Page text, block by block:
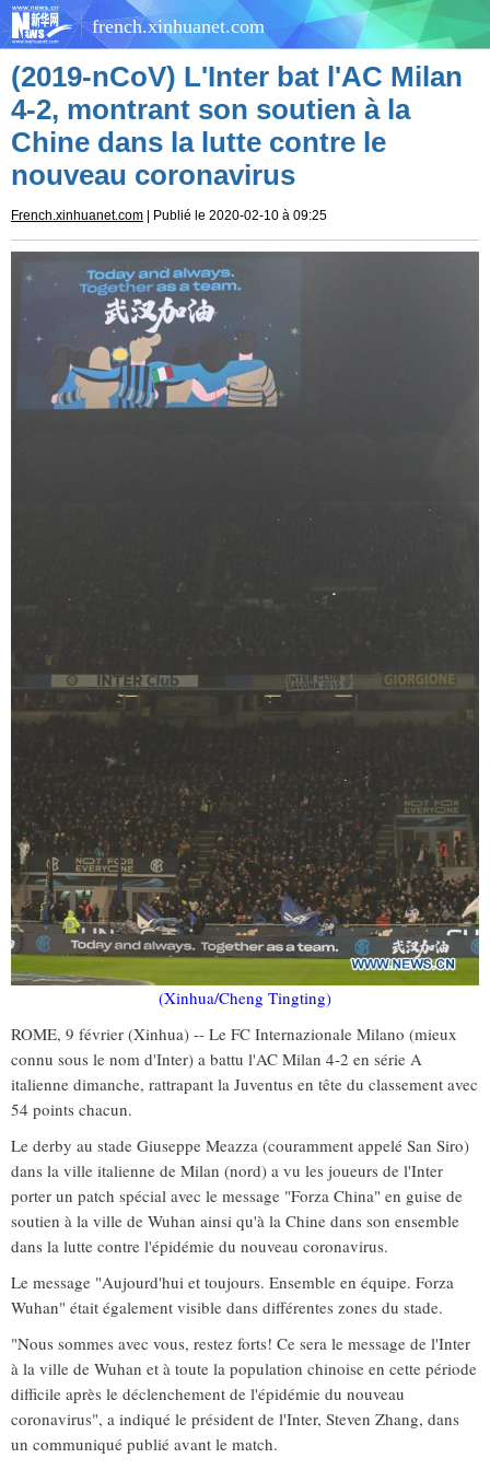
french.xinhuanet.com
(2019-nCoV) L'Inter bat l'AC Milan
4-2, montrant son soutien à la
Chine dans la lutte contre le
nouveau coronavirus
French.xinhuanet.com | Publié le 2020-02-10 à 09:25
(Xinhua/Cheng Tingting)
ROME, 9 février (Xinhua) -- Le FC Internazionale Milano (mieux
connu sous le nom d'Inter) a battu l'AC Milan 4-2 en série A
italienne dimanche, rattrapant la Juventus en tête du classement avec
54 points chacun.
Le derby au stade Giuseppe Meazza (couramment appelé San Siro)
dans la ville italienne de Milan (nord) a vu les joueurs de l'Inter
porter un patch spécial avec le message "Forza China" en guise de
soutien à la ville de Wuhan ainsi qu'à la Chine dans son ensemble
dans la lutte contre l'épidémie du nouveau coronavirus.
Le message "Aujourd'hui et toujours. Ensemble en équipe. Forza
Wuhan" était également visible dans différentes zones du stade.
"Nous sommes avec vous, restez forts! Ce sera le message de l'Inter
à la ville de Wuhan et à toute la population chinoise en cette période
difficile après le déclenchement de l'épidémie du nouveau
coronavirus", a indiqué le président de l'Inter, Steven Zhang, dans
un communiqué publié avant le match.